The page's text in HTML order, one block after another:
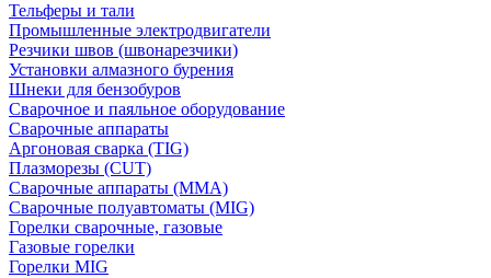
Тельферы и тали
Промышленные электродвигатели
Резчики швов (швонарезчики)
Установки алмазного бурения
Шнеки для бензобуров
Сварочное и паяльное оборудование
Сварочные аппараты
Аргоновая сварка (TIG)
Плазморезы (CUT)
Сварочные аппараты (MMA)
Сварочные полуавтоматы (MIG)
Горелки сварочные, газовые
Газовые горелки
Горелки MIG